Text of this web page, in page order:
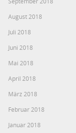
August 2018
Juli 2018
Juni 2018
Mai 2018
April 2018
März 2018
Februar 2018
Januar 2018